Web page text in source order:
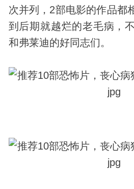
次并列，2部电影的作品都
到后期就越烂的老毛病，
和弗莱迪的好同志们。